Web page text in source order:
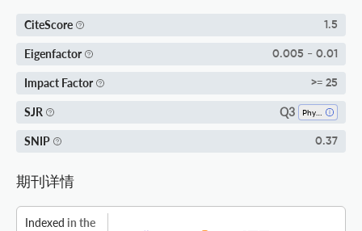
CiteScore 1.5
Eigenfactor 0.005 - 0.01
Impact Factor >= 25
SJR Q3
SNIP 0.37
期刊详情
Indexed in the